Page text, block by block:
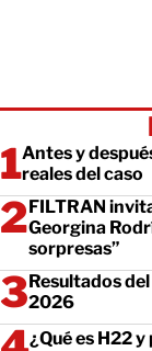
Antes y
reales del caso
FILTRAN
Georgina
sorpresas”
Resultados
2026
¿Qué es H22